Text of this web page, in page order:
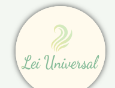
para
conteúdo